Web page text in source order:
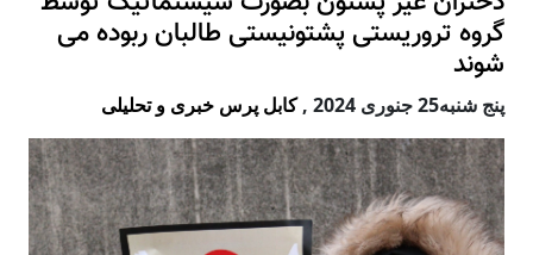
گروه تروریستی پشتونیستی طالبان ربوده می
شوند
پنج شنبه25 جنوری 2024 ,کابل پرس خبری و تحلیلی